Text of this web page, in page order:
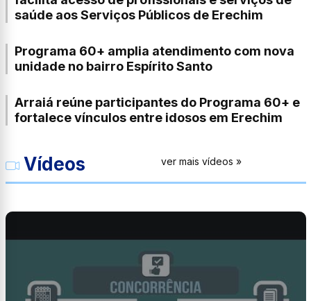
saúde aos Serviços Públicos de Erechim
Programa 60+ amplia atendimento com nova
unidade no bairro Espírito Santo
Arraiá reúne participantes do Programa 60+ e
fortalece vínculos entre idosos em Erechim
Vídeos ver mais vídeos »